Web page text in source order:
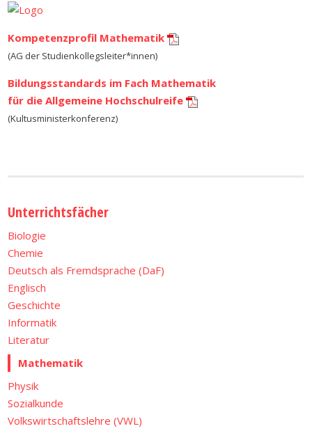
Kompetenzprofil Mathematik
(AG der Studienkollegsleiter*innen)
Bildungsstandards im Fach Mathematik
für die Allgemeine Hochschulreife
(Kultusministerkonferenz)
Unterrichtsfächer
Biologie
Chemie
Deutsch als Fremdsprache (DaF)
Englisch
Geschichte
Informatik
Literatur
Mathematik
Physik
Sozialkunde
Volkswirtschaftslehre (VWL)